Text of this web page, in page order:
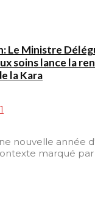
Le Ministre
soins lance la
la Kara
nouvelle année
marqué par